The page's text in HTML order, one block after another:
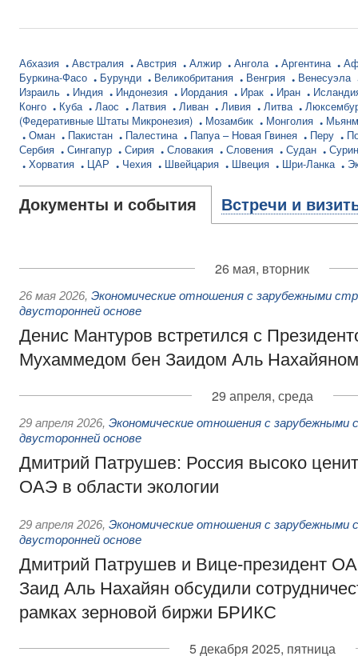
Абхазия Австралия Австрия Алжир Ангола Аргентина
Буркина-Фасо
Бурунди Великобритания Венгрия
Венесуэла
Израиль
Индия Индонезия Иордания Ирак Иран
Конго
Куба Лаос Латвия Ливан Ливия Литва
(Федеративные Штаты Микронезия)
Мозамбик Монголия
Оман
Пакистан Палестина Папуа – Новая Гвинея Перу
Сербия
Сингапур Сирия Словакия Словения Судан
Хорватия
ЦАР Чехия Швейцария Швеция Шри-Ланка
Документы и события Встречи и
26 мая, вторник
26 мая 2026, Экономические отношения с зарубежными
двусторонней основе
Денис Мантуров встретился с
Мухаммедом бен Заидом Аль Нахайяном
29 апреля, среда
29 апреля 2026, Экономические отношения с зарубежными
двусторонней основе
Дмитрий Патрушев: Россия высоко
ОАЭ в области экологии
29 апреля 2026, Экономические отношения с зарубежными
двусторонней основе
Дмитрий Патрушев и Вице-президент
Заид Аль Нахайян обсудили
рамках зерновой биржи БРИКС
5 декабря 2025, пятница